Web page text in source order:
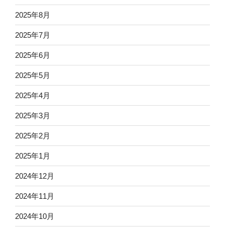
2025年8月
2025年7月
2025年6月
2025年5月
2025年4月
2025年3月
2025年2月
2025年1月
2024年12月
2024年11月
2024年10月